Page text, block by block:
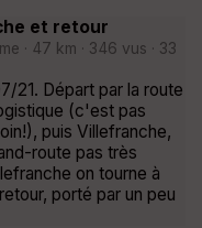
et retour
· 47 km · 346 vus · 33
21. Départ par la route
(c'est pas
puis Villefranche,
route pas très
on tourne à
porté par un peu